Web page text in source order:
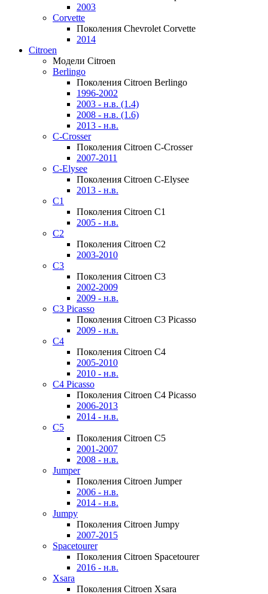
2003
Corvette
Поколения Chevrolet Corvette
2014
Citroen
Модели Citroen
Berlingo
Поколения Citroen Berlingo
1996-2002
2003 - н.в. (1.4)
2008 - н.в. (1.6)
2013 - н.в.
C-Crosser
Поколения Citroen C-Crosser
2007-2011
C-Elysee
Поколения Citroen C-Elysee
2013 - н.в.
C1
Поколения Citroen C1
2005 - н.в.
C2
Поколения Citroen C2
2003-2010
C3
Поколения Citroen C3
2002-2009
2009 - н.в.
C3 Picasso
Поколения Citroen C3 Picasso
2009 - н.в.
C4
Поколения Citroen C4
2005-2010
2010 - н.в.
C4 Picasso
Поколения Citroen C4 Picasso
2006-2013
2014 - н.в.
C5
Поколения Citroen C5
2001-2007
2008 - н.в.
Jumper
Поколения Citroen Jumper
2006 - н.в.
2014 - н.в.
Jumpy
Поколения Citroen Jumpy
2007-2015
Spacetourer
Поколения Citroen Spacetourer
2016 - н.в.
Xsara
Поколения Citroen Xsara